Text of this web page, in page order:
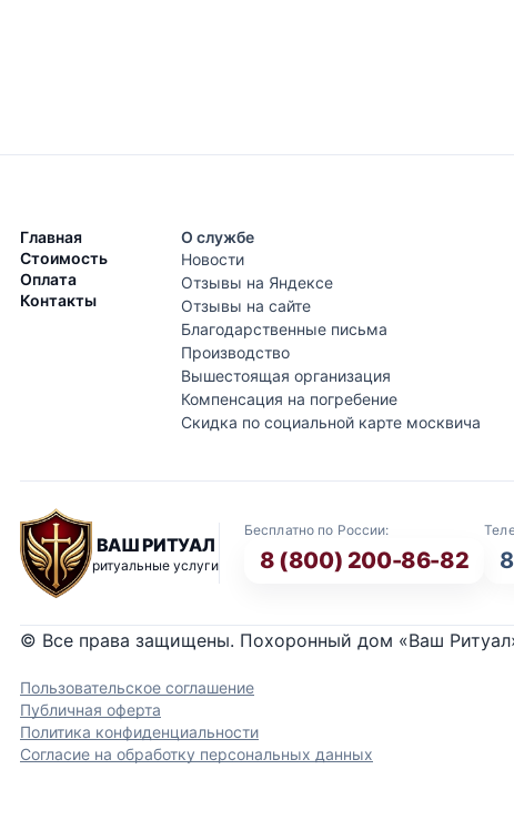
Главная
Стоимость
Оплата
Контакты
О службе
Новости
Отзывы на Яндексе
Отзывы на сайте
Благодарственные письма
Производство
Вышестоящая организация
Компенсация на погребение
Скидка по социальной карте москвича
ВАШ РИТУАЛ
ритуальные услуги
Бесплатно по России:
8 (800) 200-86-82
© Все права защищены. Похоронный дом «Ваш
Пользовательское соглашение
Публичная оферта
Политика конфиденциальности
Согласие на обработку персональных данных